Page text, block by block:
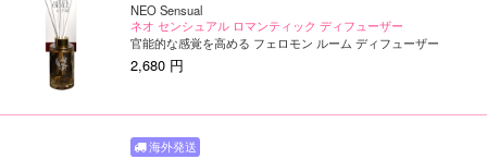
NEO Sensual
ネオ センシュアル ロマンティック ディフューザー
官能的な感覚を高める フェロモン ルーム ディフューザー
2,680 円